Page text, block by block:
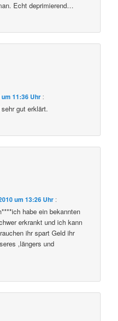
Echt deprimierend…
11:36 Uhr :
gut erklärt.
um 13:26 Uhr :
habe ein bekannten
erkrankt und ich kann
ihr spart Geld ihr
,längers und